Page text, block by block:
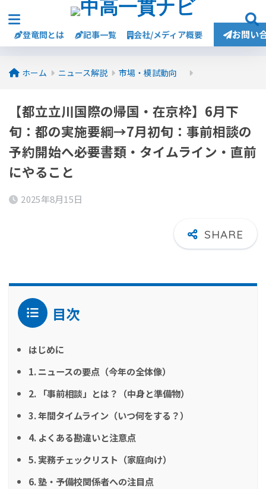
登竜問とは 記事一覧 会社/メディア概要 お問い
ホーム ニュース解説 市場・模試動向
【都立立川国際の帰国・在京枠】6月下
旬：都の実施要綱→7月初旬：事前相談の
予約開始へ――必要書類・タイムライン・直前
にやること
2025年8月15日
目次
はじめに
1. ニュースの要点（今年の全体像）
2. 「事前相談」とは？（中身と準備物）
3. 年間タイムライン（いつ何をする？）
4. よくある勘違いと注意点
5. 実務チェックリスト（家庭向け）
6. 塾・予備校関係者への注目点